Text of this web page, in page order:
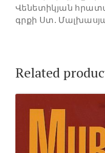
Վենետիկյան
գրքի Ստ.
Related